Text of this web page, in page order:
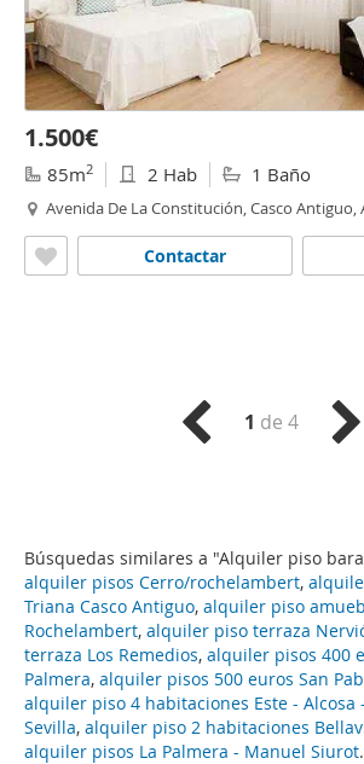
Búsquedas similares a "Alquiler piso
alquiler pisos Cerro/rochelambert,
Triana Casco Antiguo, alquiler piso
Rochelambert, alquiler piso terraza
terraza Los Remedios, alquiler pisos 400
Palmera, alquiler pisos 500 euros San
alquiler piso 4 habitaciones Este - Alcosa
Sevilla, alquiler piso 2 habitaciones
alquiler pisos La Palmera - Manuel Siurot.
1.500€
85m2 2 Hab 1 Baño
Avenida De La Constitución, Casco Antiguo,
Contactar
1 de 4